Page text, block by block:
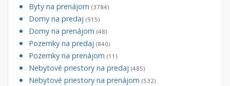
Byty na prenájom (3784)
Domy na predaj (915)
Domy na prenájom (48)
Pozemky na predaj (840)
Pozemky na prenájom (11)
Nebytové priestory na predaj (485)
Nebytové priestory na prenájom (532)